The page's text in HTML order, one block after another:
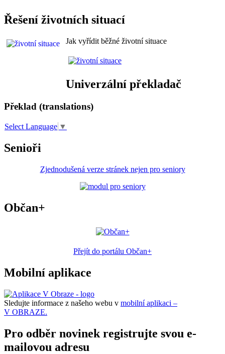
Řešení životních situací
Jak vyřídit běžné životní situace
Univerzální překladač
Překlad (translations)
Select Language ▼
Senioři
Zjednodušená verze stránek nejen pro seniory
Občan+
Přejít do portálu Občan+
Mobilní aplikace
Sledujte informace z našeho webu v mobilní aplikaci –
V OBRAZE.
Pro odběr novinek registrujte svou e-
mailovou adresu